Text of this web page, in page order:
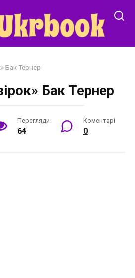
Бак Тернер
Бак Тернер
Перегляди
64
Коментарі
0